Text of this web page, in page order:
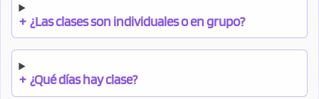
+ ¿Las clases son individuales o en grupo?
+ ¿Qué días hay clase?